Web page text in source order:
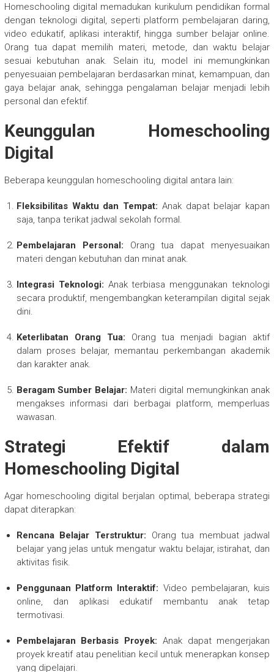
Homeschooling digital memadukan kurikulum pendidikan formal
dengan teknologi digital, seperti platform pembelajaran daring,
video edukatif, aplikasi interaktif, hingga sumber belajar online.
Orang tua dapat memilih materi, metode, dan waktu belajar
sesuai kebutuhan anak. Selain itu, model ini memungkinkan
penyesuaian pembelajaran berdasarkan minat, kemampuan, dan
gaya belajar anak, sehingga pengalaman belajar menjadi lebih
personal dan efektif.
Keunggulan Homeschooling
Digital
Beberapa keunggulan homeschooling digital antara lain:
Fleksibilitas Waktu dan Tempat: Anak dapat belajar kapan
saja, tanpa terikat jadwal sekolah formal.
Pembelajaran Personal: Orang tua dapat menyesuaikan
materi dengan kebutuhan dan minat anak.
Integrasi Teknologi: Anak terbiasa menggunakan teknologi
secara produktif, mengembangkan keterampilan digital sejak
dini.
Keterlibatan Orang Tua: Orang tua menjadi bagian aktif
dalam proses belajar, memantau perkembangan akademik
dan karakter anak.
Beragam Sumber Belajar: Materi digital memungkinkan anak
mengakses informasi dari berbagai platform, memperluas
wawasan.
Strategi Efektif dalam
Homeschooling Digital
Agar homeschooling digital berjalan optimal, beberapa strategi
dapat diterapkan:
Rencana Belajar Terstruktur: Orang tua membuat jadwal
belajar yang jelas untuk mengatur waktu belajar, istirahat, dan
aktivitas fisik.
Penggunaan Platform Interaktif: Video pembelajaran, kuis
online, dan aplikasi edukatif membantu anak tetap
termotivasi.
Pembelajaran Berbasis Proyek: Anak dapat mengerjakan
proyek kreatif atau penelitian kecil untuk menerapkan konsep
yang dipelajari.